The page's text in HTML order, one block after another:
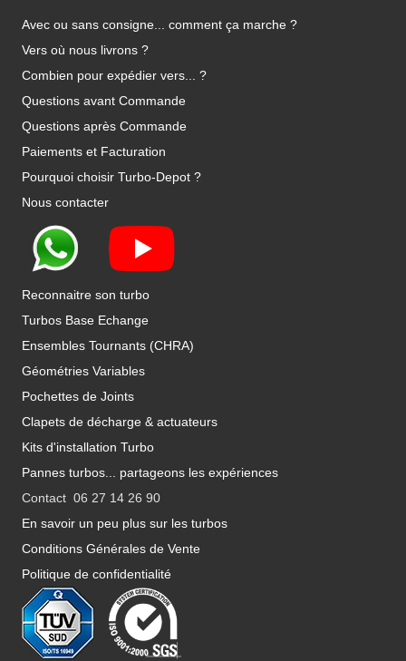
Avec ou sans consigne... comment ça marche ?
Vers où nous livrons ?
Combien pour expédier vers... ?
Questions avant Commande
Questions après Commande
Paiements et Facturation
Pourquoi choisir Turbo-Depot ?
Nous contacter
Reconnaitre son turbo
Turbos Base Echange
Ensembles Tournants (CHRA)
Géométries Variables
Pochettes de Joints
Clapets de décharge & actuateurs
Kits d'installation Turbo
Pannes turbos... partageons les expériences
Contact 06 27 14 26 90
En savoir un peu plus sur les turbos
Conditions Générales de Vente
Politique de confidentialité